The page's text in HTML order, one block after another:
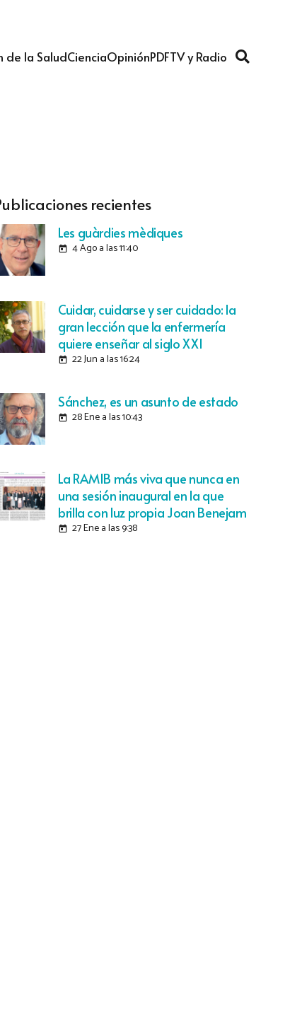
de la SaludCienciaOpiniónPDFTV y Radio
recientes
Les guàrdies mèdiques
today 4 Ago a las 11:40
Cuidar, cuidarse y ser cuidado: la
gran lección que la enfermería
quiere enseñar al siglo XXI
today 22 Jun a las 16:24
Sánchez, es un asunto de estado
today 28 Ene a las 10:43
La RAMIB más viva que nunca en
una sesión inaugural en la que
brilla con luz propia Joan Benejam
today 27 Ene a las 9:38